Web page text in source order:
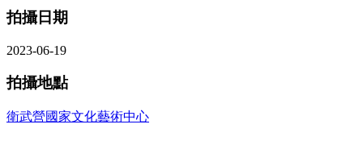
拍攝日期
2023-06-19
拍攝地點
衛武營國家文化藝術中心